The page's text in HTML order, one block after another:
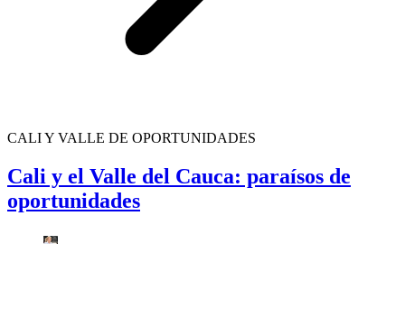
CALI Y VALLE DE OPORTUNIDADES
Cali y el Valle del Cauca: paraísos de
oportunidades